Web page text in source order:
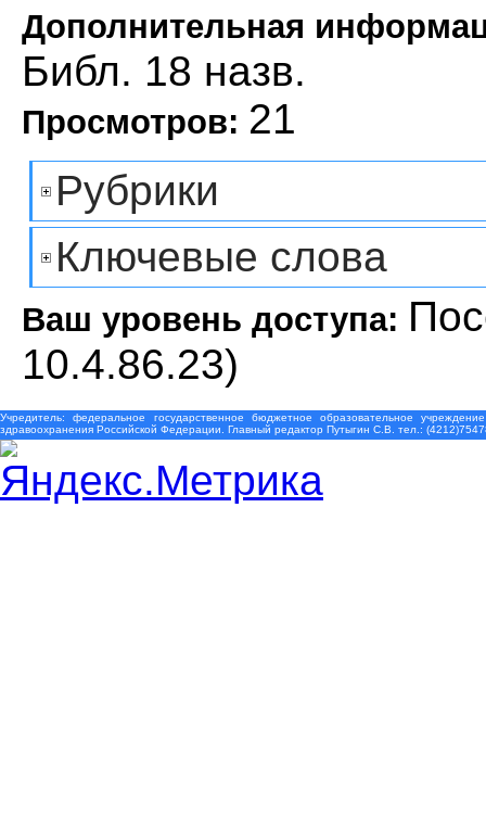
Дополнительная
Библ. 18 назв.
Просмотров: 21
Рубрики
Ключевые слова
Ваш уровень доступа:
10.4.86.23)
Учредитель: федеральное государственное бюджетное образовательное
здравоохранения Российской Федерации. Главный редактор Путыгин С.В. тел.: